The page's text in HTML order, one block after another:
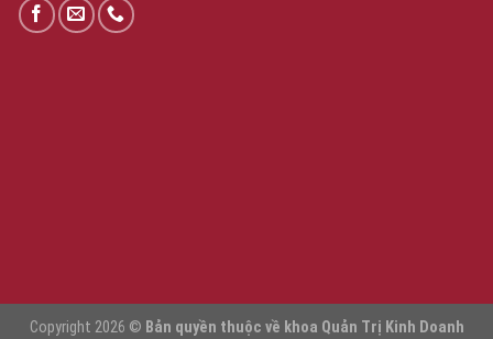
Copyright 2026 © Bản quyền thuộc về khoa Quản Trị Kinh Doanh